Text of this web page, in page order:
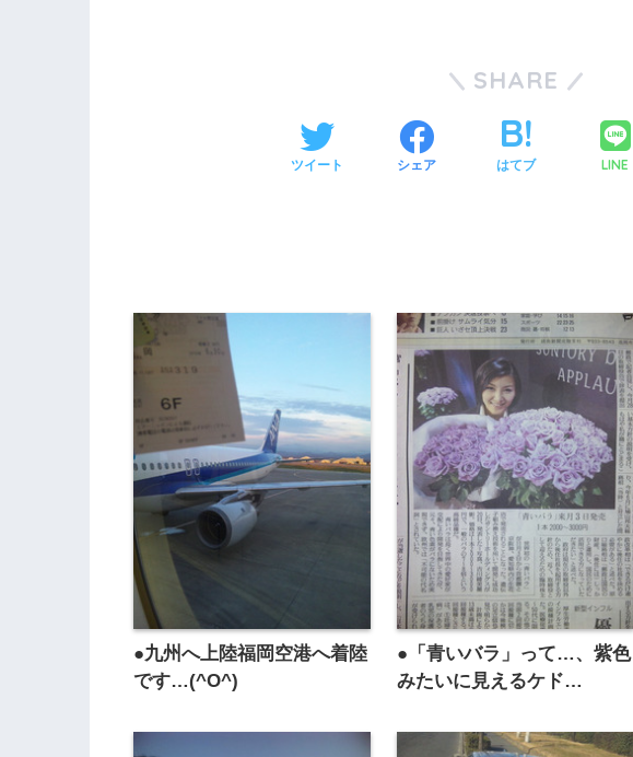
SHARE
ツイート シェア はてブ LINE
●九州へ上陸福岡空港へ着陸
です…(^O^)
●「青いバラ」って…、紫色
みたいに見えるケド…